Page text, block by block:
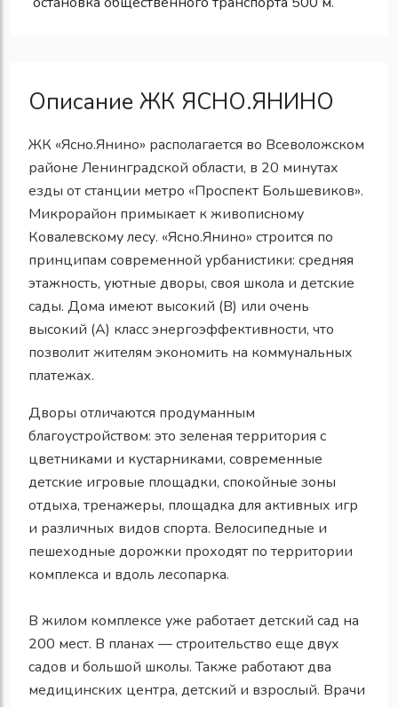
Описание ЖК ЯСНО.ЯНИНО
ЖК «Ясно.Янино» располагается во Всеволожском
районе Ленинградской области, в 20 минутах
езды от станции метро «Проспект Большевиков».
Микрорайон примыкает к живописному
Ковалевскому лесу. «Ясно.Янино» строится по
принципам современной урбанистики: средняя
этажность, уютные дворы, своя школа и детские
сады. Дома имеют высокий (В) или очень
высокий (А) класс энергоэффективности, что
позволит жителям экономить на коммунальных
платежах.
Дворы отличаются продуманным
благоустройством: это зеленая территория с
цветниками и кустарниками, современные
детские игровые площадки, спокойные зоны
отдыха, тренажеры, площадка для активных игр
и различных видов спорта. Велосипедные и
пешеходные дорожки проходят по территории
комплекса и вдоль лесопарка.
В жилом комплексе уже работает детский сад на
200 мест. В планах — строительство еще двух
садов и большой школы. Также работают два
медицинских центра, детский и взрослый. Врачи